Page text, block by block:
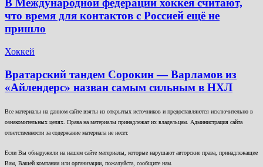
В Международной федерации хоккея считают,
что время для контактов с Россией ещё не
пришло
Хоккей
Вратарский тандем Сорокин — Варламов из
«Айлендерс» назван самым сильным в НХЛ
Все материалы на данном сайте взяты из открытых источников и предоставляются исключительно в
ознакомительных целях. Права на материалы принадлежат их владельцам. Администрация сайта
ответственности за содержание материала не несет.
Если Вы обнаружили на нашем сайте материалы, которые нарушают авторские права, принадлежащие
Вам, Вашей компании или организации, пожалуйста, сообщите нам.